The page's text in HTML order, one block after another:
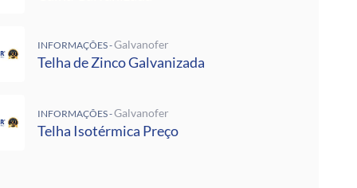
Preço Por Metro
Metalon
Zinco Galvanizada
INFORMAÇÕES -Galvanofer
Telha de Zinco Galvanizada
INFORMAÇÕES -Galvanofer
Telha Isotérmica Preço